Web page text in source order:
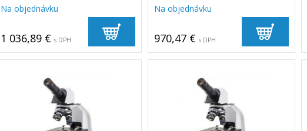
Na objednávku
1 036,89 € s DPH
Na objednávku
970,47 € s DPH